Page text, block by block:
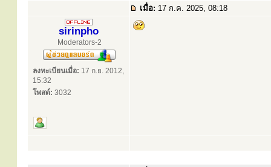
เมื่อ: 17 ก.ค. 2025, 08:18
sirinpho
Moderators-2
ลงทะเบียนเมื่อ: 17 ก.ย. 2012,
15:32
โพสต์: 3032